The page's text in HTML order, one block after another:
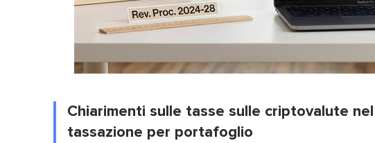
Chiarimenti sulle tasse sulle criptovalute
tassazione per portafoglio